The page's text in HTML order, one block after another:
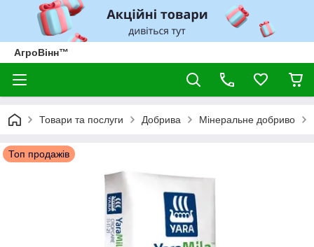
АгроВінн™
Товари та послуги Добрива Мінеральне добриво
Топ продажів